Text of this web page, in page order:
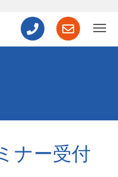
ナ
ナー受付